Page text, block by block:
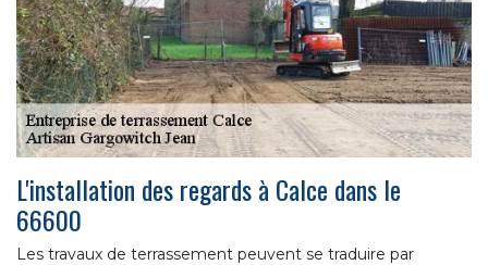
L'installation des regards à Calce dans le
66600
Les travaux de terrassement peuvent se traduire par